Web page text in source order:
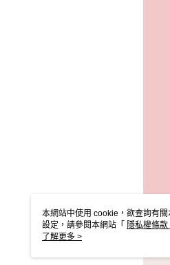
本網站中使用 cookie，欲查詢有
設定，請參閱本網站「 隱私權條款
使用 cookie。
了解更多 >